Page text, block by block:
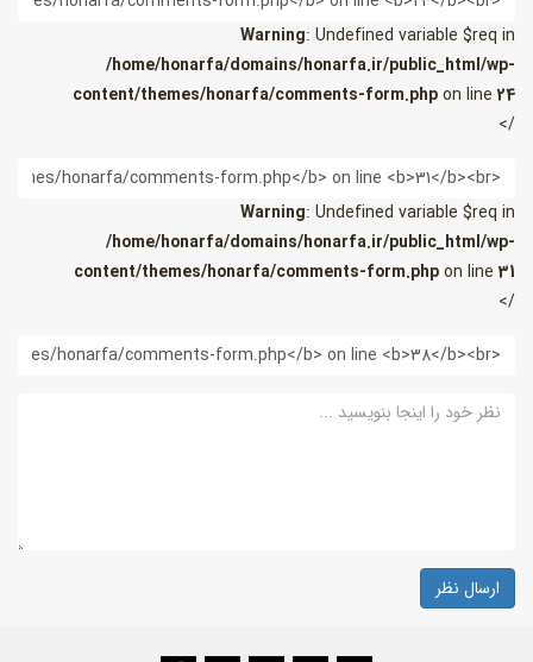
Warning: Undefined variable $req in
/home/honarfa/domains/honarfa.ir/public_html/wp-
content/themes/honarfa/comments-form.phpon line24
/>
ایمیل
Warning: Undefined variable $req in
/home/honarfa/domains/honarfa.ir/public_html/wp-
content/themes/honarfa/comments-form.phpon line31
/>